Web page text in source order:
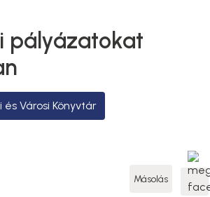
pályázatokat
Városi Könyvtár
Másolás